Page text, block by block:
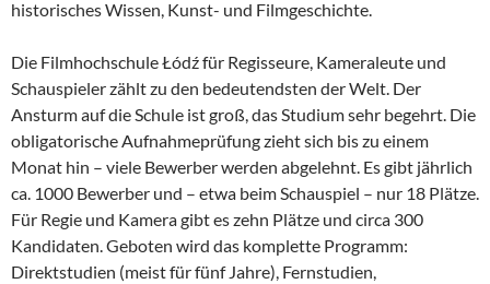
historisches Wissen, Kunst- und Filmgeschichte.
Die Filmhochschule Łódź für Regisseure, Kameraleute und
Schauspieler zählt zu den bedeutendsten der Welt. Der
Ansturm auf die Schule ist groß, das Studium sehr begehrt. Die
obligatorische Aufnahmeprüfung zieht sich bis zu einem
Monat hin – viele Bewerber werden abgelehnt. Es gibt jährlich
ca. 1000 Bewerber und – etwa beim Schauspiel – nur 18 Plätze.
Für Regie und Kamera gibt es zehn Plätze und circa 300
Kandidaten. Geboten wird das komplette Programm:
Direktstudien (meist für fünf Jahre), Fernstudien,